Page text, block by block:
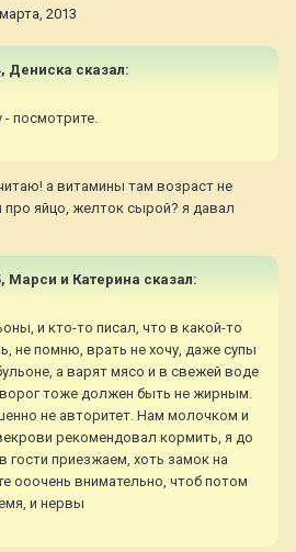
2013
Дениска сказал:
- посмотрите.
а витамины там возраст не
про яйцо, желток сырой? я давал
Марси и Катерина сказал:
и кто-то писал, что в какой-то
не помню, врать не хочу, даже супы
а варят мясо и в свежей воде
тоже должен быть не жирным.
не авторитет. Нам молочком и
рекомендовал кормить, я до
гости приезжаем, хоть замок на
ооочень внимательно, чтоб потом
и нервы